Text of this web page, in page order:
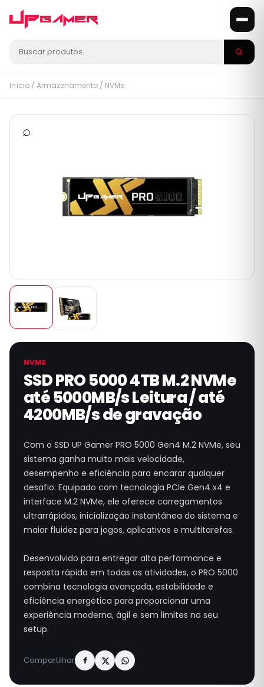
Início / Armazenamento / NVMe
⌕
NVME
SSD PRO 5000 4TB M.2 NVMe
até 5000MB/s Leitura / até
4200MB/s de gravação
Com o SSD UP Gamer PRO 5000 Gen4 M.2 NVMe, seu
sistema ganha muito mais velocidade,
desempenho e eficiência para encarar qualquer
desafio. Equipado com tecnologia PCIe Gen4 x4 e
interface M.2 NVMe, ele oferece carregamentos
ultrarrápidos, inicialização instantânea do sistema e
maior fluidez para jogos, aplicativos e multitarefas.
Desenvolvido para entregar alta performance e
resposta rápida em todas as atividades, o PRO 5000
combina tecnologia avançada, estabilidade e
eficiência energética para proporcionar uma
experiência moderna, ágil e sem limites no seu
setup.
Compartilhar